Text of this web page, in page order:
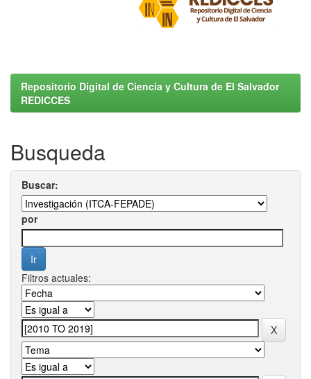
Repositorio Digital de Ciencia y Cultura de El Salvador
REDICCES
Busqueda
Buscar:
por
Filtros actuales: